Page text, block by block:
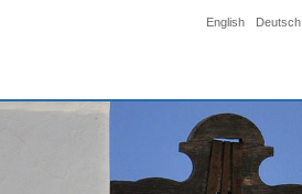
English Deutsch